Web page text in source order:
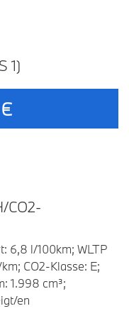
1)
CO2-
6,8 l/100km; WLTP
CO2-Klasse: E;
1.998 cm³;
en